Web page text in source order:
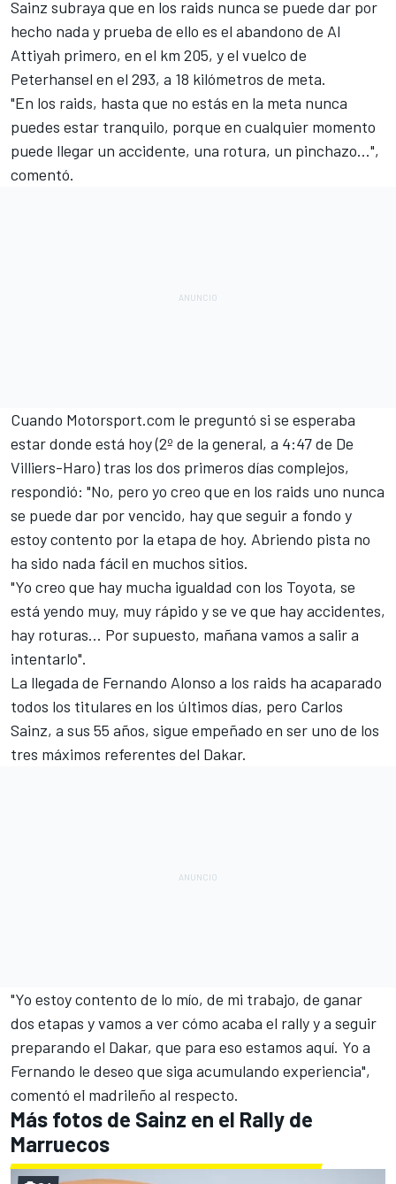
Sainz subraya que en los raids nunca se puede dar por
hecho nada y prueba de ello es el abandono de Al
Attiyah primero, en el km 205, y el vuelco de
Peterhansel en el 293, a 18 kilómetros de meta.
"En los raids, hasta que no estás en la meta nunca
puedes estar tranquilo, porque en cualquier momento
puede llegar un accidente, una rotura, un pinchazo...",
comentó.
Cuando Motorsport.com le preguntó si se esperaba
estar donde está hoy (2º de la general, a 4:47 de De
Villiers-Haro) tras los dos primeros días complejos,
respondió: "No, pero yo creo que en los raids uno nunca
se puede dar por vencido, hay que seguir a fondo y
estoy contento por la etapa de hoy. Abriendo pista no
ha sido nada fácil en muchos sitios.
"Yo creo que hay mucha igualdad con los Toyota, se
está yendo muy, muy rápido y se ve que hay accidentes,
hay roturas... Por supuesto, mañana vamos a salir a
intentarlo".
La llegada de Fernando Alonso a los raids ha acaparado
todos los titulares en los últimos días, pero Carlos
Sainz, a sus 55 años, sigue empeñado en ser uno de los
tres máximos referentes del Dakar.
"Yo estoy contento de lo mío, de mi trabajo, de ganar
dos etapas y vamos a ver cómo acaba el rally y a seguir
preparando el Dakar, que para eso estamos aquí. Yo a
Fernando le deseo que siga acumulando experiencia",
comentó el madrileño al respecto.
Más fotos de Sainz en el Rally de
Marruecos